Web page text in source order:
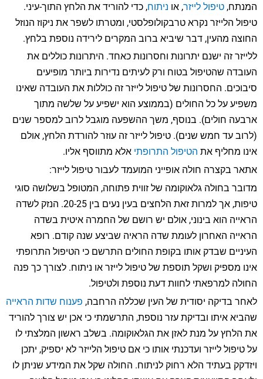
המנתח,טיפול לייזר, או ניתוח, כדי להוריד את הלחץ התוך-עיני.
טיפול הלייזר נקרא טרבקולופלסטי, ומטרתו לשפר את ניקוז הנוזל
החוצה מהעין, דבר שיביא ברוב המקרים לירידה נוספת בלחץ.
ללייזר זה ישנם יתרונות וחסרונות כאחד. היתרונות כוללים את
העובדה שהטיפול בטוח ורק לעיתים נדירות ביותר מופיעים
סיבוכים. החסרונות של טיפול לייזר זה כוללות את העובדה שאינו
משפיע על כל החולים (בממוצע הוא ישפיע על שלשה מתוך
ארבעה חולים). בנוסף, משך ההשפעה מוגבל לרוב למספר שנים
(לרוב עד חמש שנים). טיפול לייזר זה עוזר להורדת הלחץ, אולם
אינו מחליף את הטיפול התרופתי אלא מתווסף אליו.
אתאר בקצרה חולה אופייני המועמד לעבור טיפול לייזר:
מדובר בחולה גלאוקומה של זווית פתוחה, המטופל בשלושה סוגי
טיפות, אך למרות זאת הלחצים בעין נעים בין 20-25. הנזק לשדה
הראייה הוא בינוני, אולם יש רושם של החמרה איטית בשדה
הראייה האחרון לעומת שדה הראיה שביצע שנה קודם. רופא
העיניים שבדק אותו בקופת החולים התרשם כי הטיפול התרופתי
אינו מספיק ושקל תוספת של טיפול לייזר או ניתוח. לצורך כך פנה
החולה למרפאתי לחוות דעת נוספת ולטיפול.
לאחר בדיקה יסודית של העין שכללה הרחבה, פענוח שדות הראייה
שהביא איתו ובדיקת עזר נוספת, התרשמתי כי אכן יש צורך להוריד
את הלחץ על מנת לאזן את הגלאוקומה. בשלב ראשון המלצתי לו
על טיפול לייזר ועדכנתי אותו כי אם טיפול הלייזר לא יספיק, יתכן
ויזדקק בעתיד הלא רחוק לניתוח. החולה שקל את המידע שניתן לו